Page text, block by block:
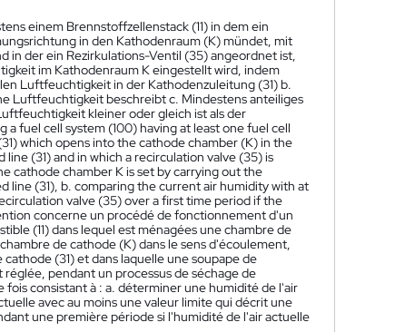
einem Brennstoffzellenstack (11) in dem ein
in den Kathodenraum (K) mündet, mit
in der ein Rezirkulations-Ventil (35) angeordnet ist,
im Kathodenraum K eingestellt wird, indem
Luftfeuchtigkeit in der Kathodenzuleitung (31) b.
Luftfeuchtigkeit beschreibt c. Mindestens anteiliges
kleiner oder gleich ist als der
fuel cell system (100) having at least one fuel cell
which opens into the cathode chamber (K) in the
(31) and in which a recirculation valve (35) is
cathode chamber K is set by carrying out the
line (31), b. comparing the current air humidity with at
valve (35) over a first time period if the
concerne un procédé de fonctionnement d'un
(11) dans lequel est ménagées une chambre de
de cathode (K) dans le sens d'écoulement,
(31) et dans laquelle une soupape de
pendant un processus de séchage de
consistant à : a. déterminer une humidité de l'air
avec au moins une valeur limite qui décrit une
une première période si l'humidité de l'air actuelle